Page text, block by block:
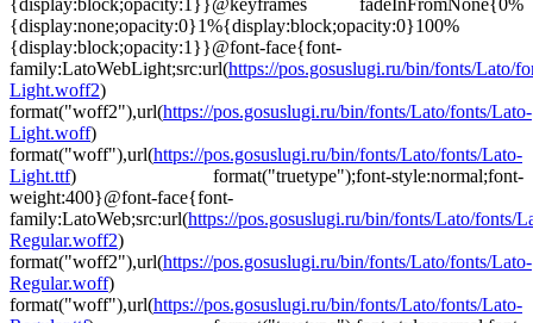
{display:block;opacity:1}}@keyframes fadeInFromNone{0%
{display:none;opacity:0}1%{display:block;opacity:0}100%
{display:block;opacity:1}}@font-face{font-
family:LatoWebLight;src:url(https://pos.gosuslugi.ru/bin/fonts/Lato/
Light.woff2)
format("woff2"),url(https://pos.gosuslugi.ru/bin/fonts/Lato/fonts/Lato-
Light.woff)
format("woff"),url(https://pos.gosuslugi.ru/bin/fonts/Lato/fonts/Lato-
Light.ttf) format("truetype");font-style:normal;font-
weight:400}@font-face{font-
family:LatoWeb;src:url(https://pos.gosuslugi.ru/bin/fonts/Lato/fonts/
Regular.woff2)
format("woff2"),url(https://pos.gosuslugi.ru/bin/fonts/Lato/fonts/Lato-
Regular.woff)
format("woff"),url(https://pos.gosuslugi.ru/bin/fonts/Lato/fonts/Lato-